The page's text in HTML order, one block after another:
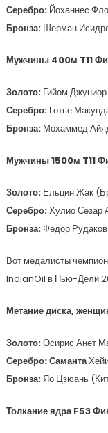
Серебро: Йоханнес
Бронза: Шерман
Мужчины 400м T11
Золото: Гийом
Серебро: Готье
Бронза: Мохаммед
Мужчины 1500м T11
Золото: Ельцин Жак
Серебро:Хулио Сезар
Бронза:Федор
Вот медалисты
IndianOil в Нью-Дели
Метание диска,
Золото:Осирис Анет
Серебро: Саманта
Бронза:Яо Цзюань
Толкание ядра F53